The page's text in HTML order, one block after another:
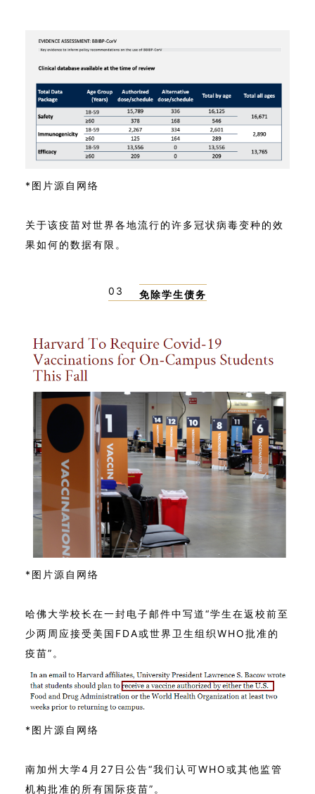
*图片源自网络
关于该疫苗对世界各地流行的许多冠状病毒变种的效
果如何的数据有限。
03 免除学生债务
*图片源自网络
哈佛大学校长在一封电子邮件中写道“学生在返校前至
少两周应接受美国FDA或世界卫生组织WHO批准的
疫苗”。
*图片源自网络
南加州大学4月27日公告“我们认可WHO或其他监管
机构批准的所有国际疫苗”。